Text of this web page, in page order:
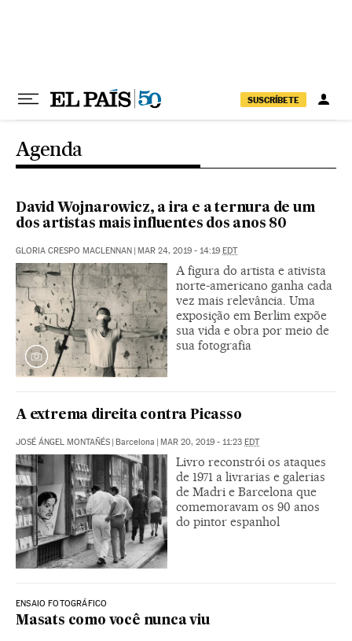
SUSCRÍBETE
Agenda
David Wojnarowicz, a ira e a ternura de um
dos artistas mais influentes dos anos 80
GLORIA CRESPO MACLENNAN | MAR 24, 2019 - 14:19 EDT
A figura do artista e ativista
norte-americano ganha cada
vez mais relevância. Uma
exposição em Berlim expõe
sua vida e obra por meio de
sua fotografia
A extrema direita contra Picasso
JOSÉ ÁNGEL MONTAÑÉS | Barcelona | MAR 20, 2019 - 11:23 EDT
Livro reconstrói os ataques
de 1971 a livrarias e galerias
de Madri e Barcelona que
comemoravam os 90 anos
do pintor espanhol
ENSAIO FOTOGRÁFICO
Masats como você nunca viu